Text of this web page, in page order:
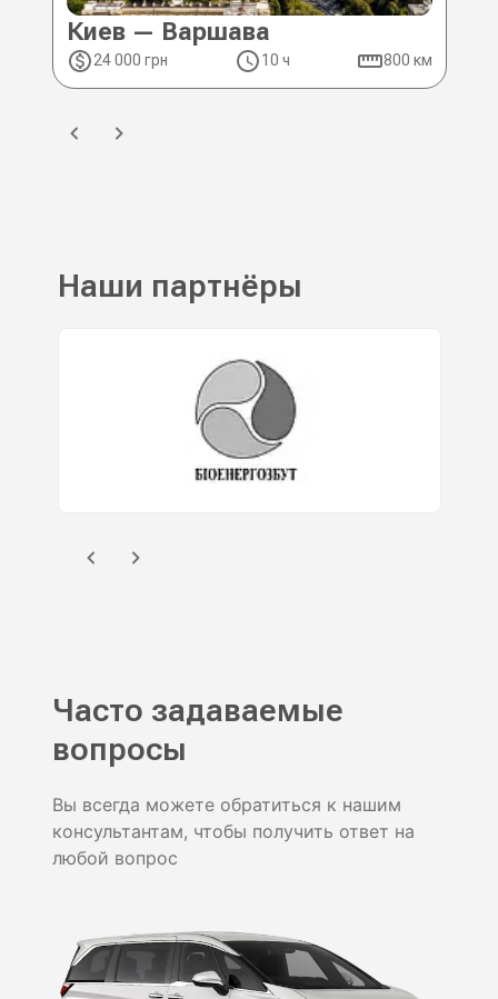
Киев — Варшава
24 000 грн 10 ч 800 км
Наши партнёры
Часто задаваемые
вопросы
Вы всегда можете обратиться к нашим
консультантам, чтобы получить ответ на
любой вопрос